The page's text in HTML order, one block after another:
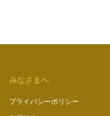
みなさまへ
プライバシーポリシー